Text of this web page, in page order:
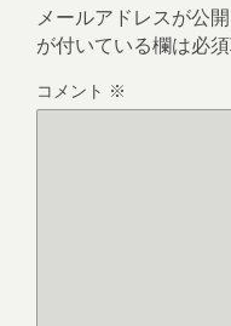
メールアドレスが公
が付いている欄は必
コメント ※